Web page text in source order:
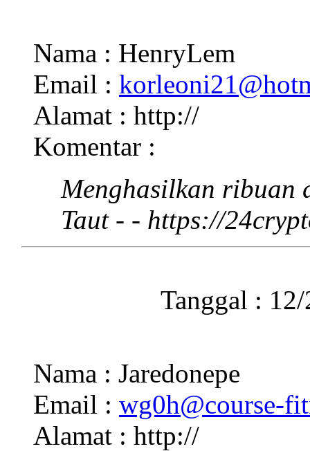
Nama : HenryLem
Email :
Alamat : http://
Komentar :
Menghasilkan ribuan
Taut - - https://
Tanggal :
Nama : Jaredonepe
Email : wg0h@course-
Alamat : http://